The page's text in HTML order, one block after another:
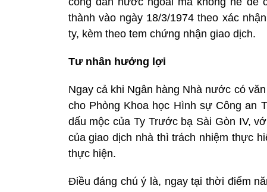
thành vào ngày 18/3/1974 theo xác
ty, kèm theo tem chứng nhận giao dịch.
Tư nhân hưởng lợi
Ngay cả khi Ngân hàng Nhà nước có
cho Phòng Khoa học Hình sự Công an
dấu mộc của Ty Trước bạ Sài Gòn IV,
của giao dịch nhà thì trách nhiệm thực
thực hiện.
Điều đáng chú ý là, ngay tại thời điểm